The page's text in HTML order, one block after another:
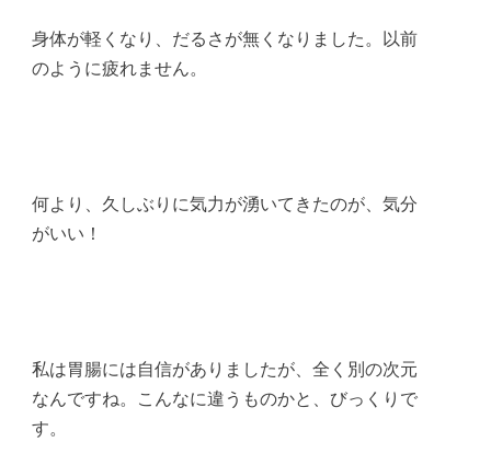
身体が軽くなり、だるさが無くなりました。以前
のように疲れません。
何より、久しぶりに気力が湧いてきたのが、気分
がいい！
私は胃腸には自信がありましたが、全く別の次元
なんですね。こんなに違うものかと、びっくりで
す。